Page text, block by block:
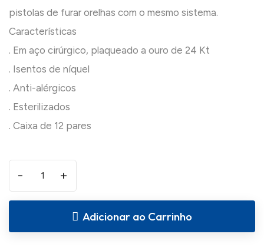
pistolas de furar orelhas com o mesmo sistema.
Características
. Em aço cirúrgico, plaqueado a ouro de 24 Kt
. Isentos de níquel
. Anti-alérgicos
. Esterilizados
- +
Adicionar ao Carrinho